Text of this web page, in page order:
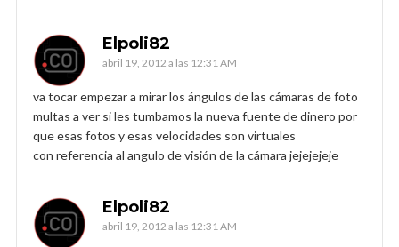
Elpoli82
abril 19, 2012 a las 12:31 AM
va tocar empezar a mirar los ángulos de las cámaras de foto
multas a ver si les tumbamos la nueva fuente de dinero por
que esas fotos y esas velocidades son virtuales
con referencia al angulo de visión de la cámara jejejejeje
Elpoli82
abril 19, 2012 a las 12:31 AM